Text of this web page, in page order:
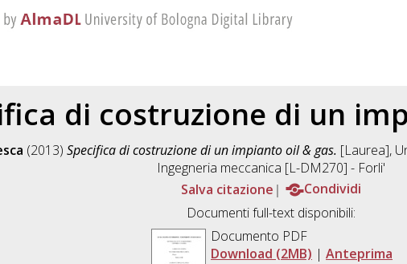
di costruzione di un
(2013) Specifica di costruzione di un impianto oil & gas. [Laurea],
Ingegneria meccanica [L-DM270] - Forli'
Salva citazione
Condividi
Documenti full-text disponibili:
Documento PDF
Download (2MB) | Anteprima